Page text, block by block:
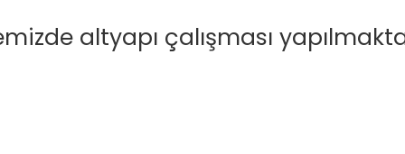
altyapı çalışması